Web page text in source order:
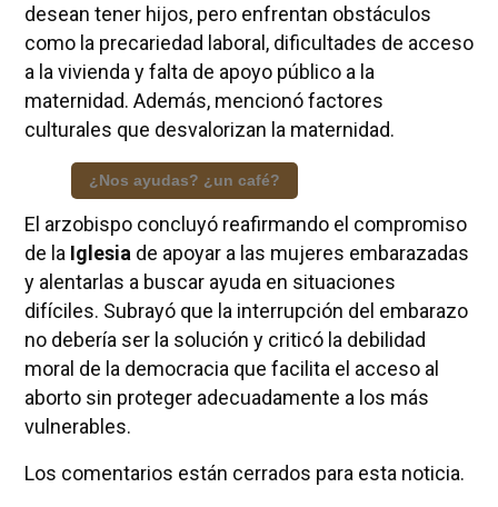
desean tener hijos, pero enfrentan obstáculos
como la precariedad laboral, dificultades de acceso
a la vivienda y falta de apoyo público a la
maternidad. Además, mencionó factores
culturales que desvalorizan la maternidad.
¿Nos ayudas? ¿un café?
El arzobispo concluyó reafirmando el compromiso
de la Iglesia de apoyar a las mujeres embarazadas
y alentarlas a buscar ayuda en situaciones
difíciles. Subrayó que la interrupción del embarazo
no debería ser la solución y criticó la debilidad
moral de la democracia que facilita el acceso al
aborto sin proteger adecuadamente a los más
vulnerables.
Los comentarios están cerrados para esta noticia.